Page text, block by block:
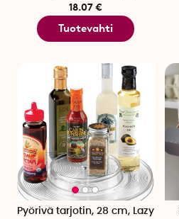
18.07 €
Tuotevahti
Pyörivä tarjotin, 28 cm, Lazy